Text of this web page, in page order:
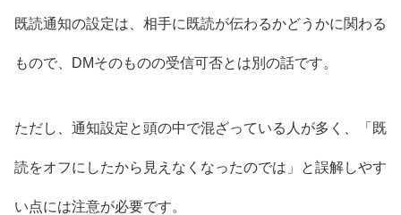
既読通知の設定は、相手に既読が伝わるかどうかに関わる
もので、DMそのものの受信可否とは別の話です。
ただし、通知設定と頭の中で混ざっている人が多く、「既
読をオフにしたから見えなくなったのでは」と誤解しやす
い点には注意が必要です。